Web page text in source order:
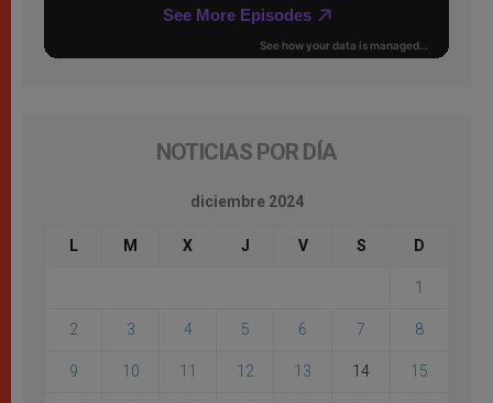
NOTICIAS POR DÍA
diciembre 2024
L M X J V S D
1
2 3 4 5 6 7 8
9 10 11 12 13 14 15